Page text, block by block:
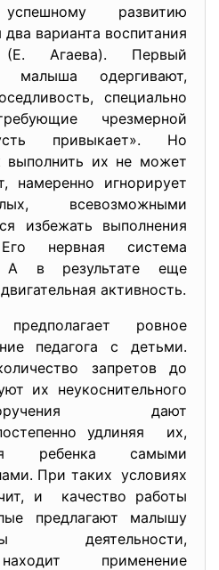
развитию
варианта воспитания
(Е. Агаева). Первый
малыша одергивают,
специально
чрезмерной
привыкает». Но
выполнить их не может
намеренно игнорирует
всевозможными
избежать выполнения
нервная система
А в результате еще
активность.
ровное
педагога с детьми.
запретов до
их неукоснительного
дают
удлиняя их,
ребенка самыми
При таких условиях
и качество работы
предлагают малышу
применение